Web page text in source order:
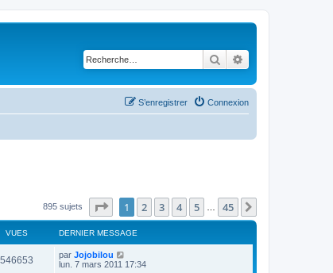
Rechercher
Connexion
S’enregistrer
895 sujets Page sur45
1 2 3 4 5 45
VUES DERNIER MESSAGE
546653 par Jojobilou
lun. 7 mars 2011 17:34